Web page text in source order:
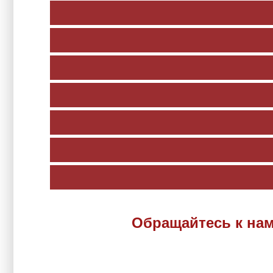
Обращайтесь к